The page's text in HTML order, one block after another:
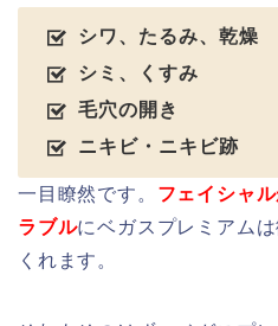
シワ、たるみ、乾燥
シミ、くすみ
毛穴の開き
ニキビ・ニキビ跡
一目瞭然です。 フェイシャ
ラブルにベガスプレミアム
くれます。